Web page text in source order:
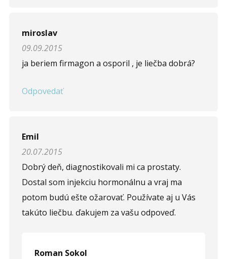
miroslav
09.09.2015
ja beriem firmagon a osporil , je liečba dobrá?
Odpovedať
Emil
20.07.2015
Dobrý deň, diagnostikovali mi ca prostaty.
Dostal som injekciu hormonálnu a vraj ma
potom budú ešte ožarovať. Používate aj u Vás
takúto liečbu. ďakujem za vašu odpoveď.
Roman Sokol